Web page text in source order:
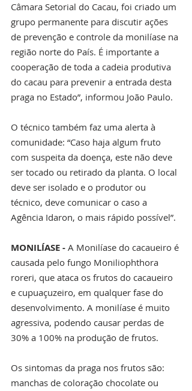
Câmara Setorial do Cacau, foi criado um
grupo permanente para discutir ações
de prevenção e controle da monilíase na
região norte do País. É importante a
cooperação de toda a cadeia produtiva
do cacau para prevenir a entrada desta
praga no Estado”, informou João Paulo.
O técnico também faz uma alerta à
comunidade: “Caso haja algum fruto
com suspeita da doença, este não deve
ser tocado ou retirado da planta. O local
deve ser isolado e o produtor ou
técnico, deve comunicar o caso a
Agência Idaron, o mais rápido possível”.
MONILÍASE - A Monilíase do cacaueiro é
causada pelo fungo Moniliophthora
roreri, que ataca os frutos do cacaueiro
e cupuaçuzeiro, em qualquer fase do
desenvolvimento. A monilíase é muito
agressiva, podendo causar perdas de
30% a 100% na produção de frutos.
Os sintomas da praga nos frutos são:
manchas de coloração chocolate ou